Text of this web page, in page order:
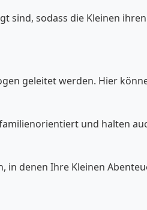
sind, sodass die Kleinen
geleitet werden. Hier
und halten
denen Ihre Kleinen